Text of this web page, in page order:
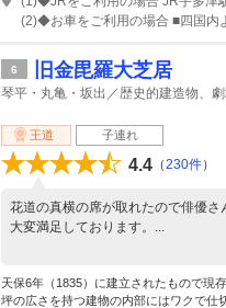
6 旧金毘羅大芝居
琴平・丸亀・坂出／歴史的建造物、
王道 子連れ
4.4 （230件）
花道の真横の席が取れたので俳優
大変満足しております。...
天保6年（1835）に建立されたもので現
坪の広さを持つ建物の内部にはワクで仕